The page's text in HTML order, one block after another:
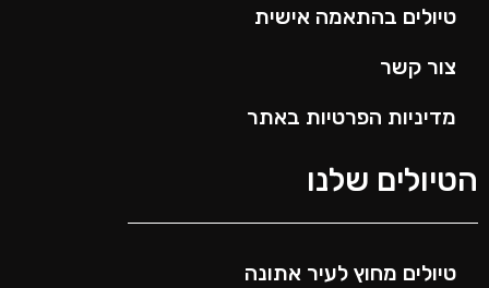
טיולים בהתאמה אישית
צור קשר
מדיניות הפרטיות באתר
הטיולים שלנו
טיולים מחוץ לעיר אתונה